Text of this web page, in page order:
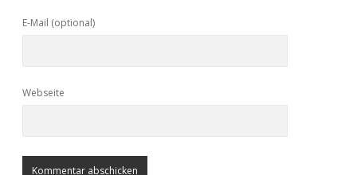
E-Mail (optional)
Webseite